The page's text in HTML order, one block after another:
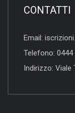
CONTATTI
Email:
Telefono: 0444
Indirizzo: Viale